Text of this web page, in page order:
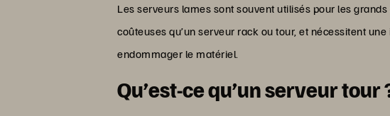
Les serveurs lames sont souvent utilisés pour les
coûteuses qu’un serveur rack ou tour, et nécessitent
endommager le matériel.
Qu’est-ce qu’un serveur tour